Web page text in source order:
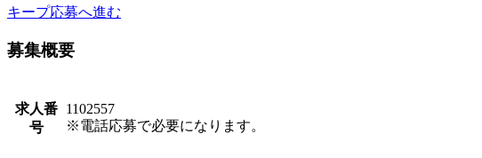
キープ応募へ進む
募集概要
求人番
号
1102557
※電話応募で必要になります。